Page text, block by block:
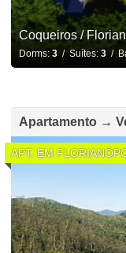
Coqueiros /
Dorms: 3/ Suítes: 3/
Apartamento →
APT. EM